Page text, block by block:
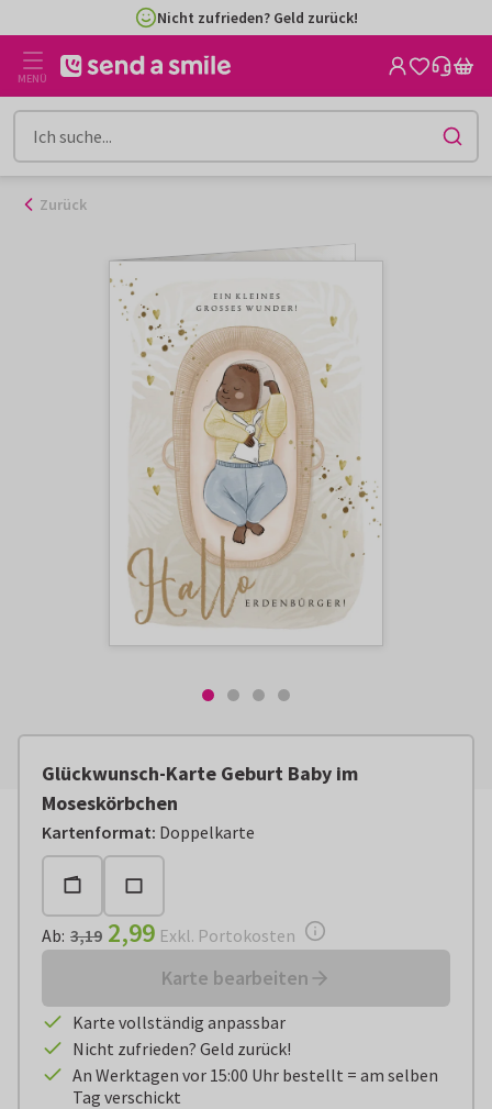
Inhalt
gehen
Nicht zufrieden? Geld zurück!
MENÜ
Zurück
Glückwunsch-Karte Geburt Baby im
Moseskörbchen
Kartenformat: Doppelkarte
Ab:€ 2,99Exkl. Portokosten
Ab: 3,19 2,99 Exkl. Portokosten
Karte bearbeiten
Karte vollständig anpassbar
Nicht zufrieden? Geld zurück!
An Werktagen vor 15:00 Uhr bestellt = am selben
Tag verschickt